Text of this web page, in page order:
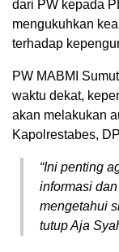
dari PW kepada
mengukuhkan
terhadap
PW MABMI
waktu dekat,
akan melakukan
Kapolrestabes,
“Ini penting
informasi
mengetahui
tutup Aja